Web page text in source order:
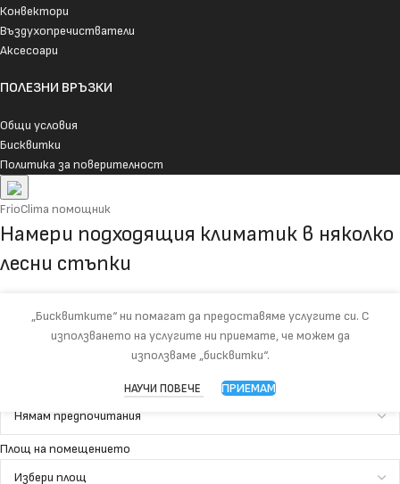
Конвектори
Въздухопречистватели
Аксесоари
ПОЛЕЗНИ ВРЪЗКИ
Общи условия
Бисквитки
Политика за поверителност
„Бисквитките“ ни помагат да предоставяме услугите си. С
използването на услугите ни приемате, че можем да
използваме „бисквитки“.
НАУЧИ ПОВЕЧЕ ПРИЕМАМ
FrioClima помощник
Намери подходящия климатик в няколко
лесни стъпки
подходящите модели.
Площ на помещението